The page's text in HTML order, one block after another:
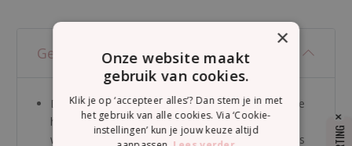
Gebruik
De hand cream bevat kokosolie. Omdat kokosolie
hard wordt als het koud is en vloeibaar als het
warm is, is de crème soms wat dikker en meer als
×
Onze website maakt
gebruik van cookies.
Klik je op ‘accepteer alles’? Dan stem je in met
het gebruik van alle cookies. Via ‘Cookie-
instellingen’ kun je jouw keuze altijd